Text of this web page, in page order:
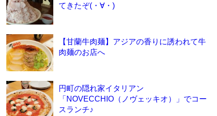
てきたぞ(・∀・)
【甘蘭牛肉麺】アジアの香りに誘われて牛
肉麺のお店へ
円町の隠れ家イタリアン
「NOVECCHIO（ノヴェッキオ）」でコー
スランチ♪